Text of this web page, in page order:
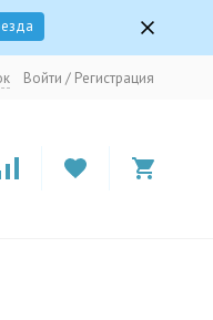
Войти / Регистрация